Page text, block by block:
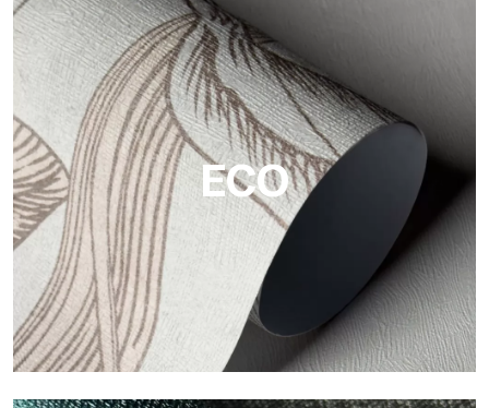
Vinyl
Die Vinyloberflächen der Tapeten von Tecnografica bieten
widerstandsfähige, strukturierte und optisch anspruchsvolle
Flächen.
ECO